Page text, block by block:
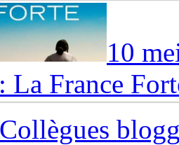
10
La France